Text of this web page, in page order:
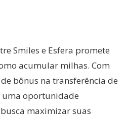
Smiles e Esfera promete
acumular milhas. Com
bônus na transferência de
uma oportunidade
maximizar suas